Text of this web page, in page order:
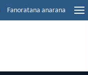
Fanoratana anarana